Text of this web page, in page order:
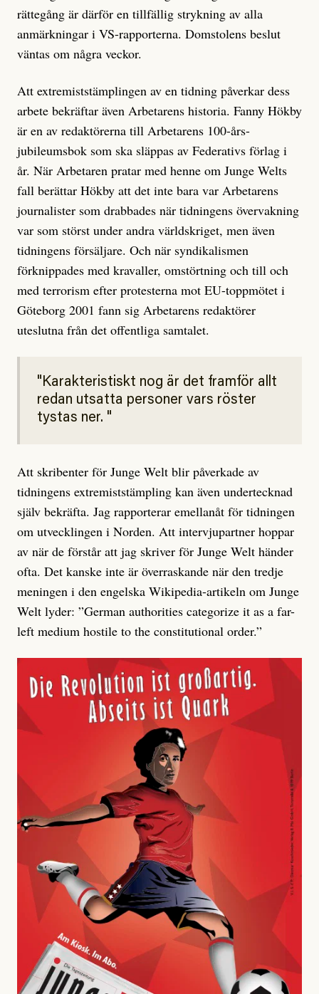
rättegång är därför en tillfällig strykning av alla
anmärkningar i VS-rapporterna. Domstolens beslut
väntas om några veckor.
Att extremiststämplingen av en tidning påverkar dess
arbete bekräftar även Arbetarens historia. Fanny Hökby
är en av redaktörerna till Arbetarens 100-års-
jubileumsbok som ska släppas av Federativs förlag i
år. När Arbetaren pratar med henne om Junge Welts
fall berättar Hökby att det inte bara var Arbetarens
journalister som drabbades när tidningens övervakning
var som störst under andra världskriget, men även
tidningens försäljare. Och när syndikalismen
förknippades med kravaller, omstörtning och till och
med terrorism efter protesterna mot EU-toppmötet i
Göteborg 2001 fann sig Arbetarens redaktörer
uteslutna från det offentliga samtalet.
Karakteristiskt nog är det framför allt
redan utsatta personer vars röster
tystas ner.
Att skribenter för Junge Welt blir påverkade av
tidningens extremiststämpling kan även undertecknad
själv bekräfta. Jag rapporterar emellanåt för tidningen
om utvecklingen i Norden. Att intervjupartner hoppar
av när de förstår att jag skriver för Junge Welt händer
ofta. Det kanske inte är överraskande när den tredje
meningen i den engelska Wikipedia-artikeln om Junge
Welt lyder: ”German authorities categorize it as a far-
left medium hostile to the constitutional order.”